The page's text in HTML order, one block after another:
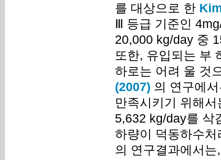
를 대상으로 한
Ⅲ 등급 기준인
20,000 kg/day 중
또한, 유입되는 부
하로는 어려 울 것
(2007) 의 연구에
만족시키기 위해
5,632 kg/day를 삭
하량이 덕동하수
의 연구결과에서